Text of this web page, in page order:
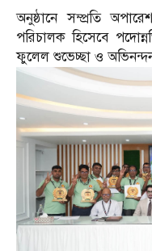
অনুষ্ঠানে সম্প্রতি
পরিচালক হিসেবে
ফুলেল শুভেচ্ছা ও